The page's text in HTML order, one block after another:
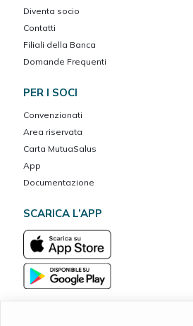
Diventa socio
Contatti
Filiali della Banca
Domande Frequenti
PER I SOCI
Convenzionati
Area riservata
Carta MutuaSalus
App
Documentazione
SCARICA L’APP